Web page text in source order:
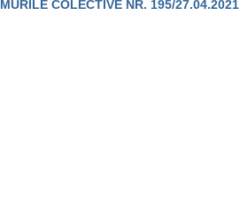
COLECTIVE NR. 195/27.04.2021